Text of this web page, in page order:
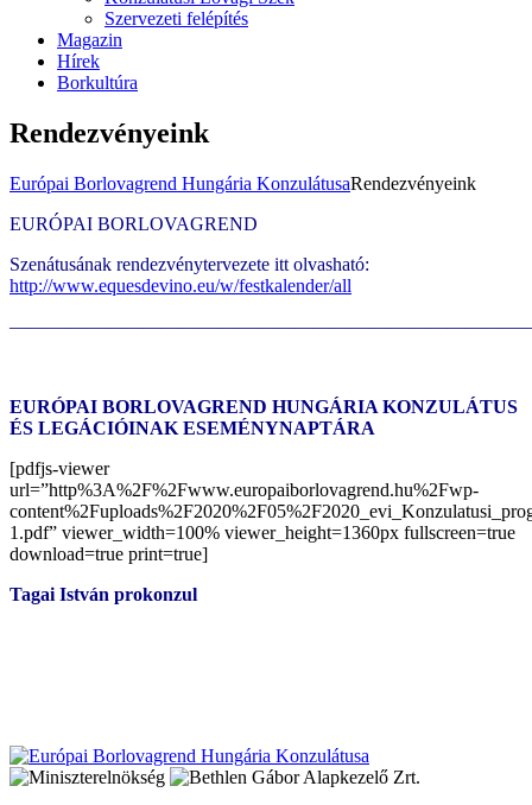
Szervezeti felépítés
Magazin
Hírek
Borkultúra
Rendezvényeink
Európai Borlovagrend Hungária KonzulátusaRendezvényeink
EURÓPAI BORLOVAGREND
Szenátusának rendezvénytervezete itt olvasható:
http://www.equesdevino.eu/w/festkalender/all
EURÓPAI BORLOVAGREND HUNGÁRIA KONZULÁTUS
ÉS LEGÁCIÓINAK ESEMÉNYNAPTÁRA
[pdfjs-viewer
url=”http%3A%2F%2Fwww.europaiborlovagrend.hu%2Fwp-
1.pdf” viewer_width=100% viewer_height=1360px fullscreen=true
download=true print=true]
Tagai István prokonzul